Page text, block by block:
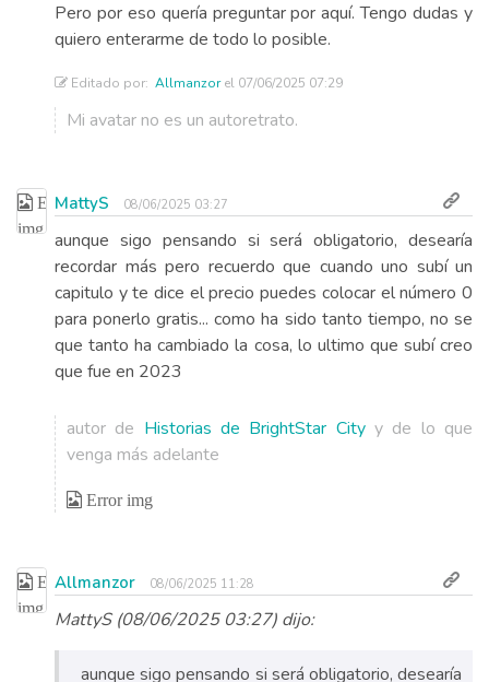
Pero por eso quería preguntar por aquí. Tengo dudas y
quiero enterarme de todo lo posible.
Editado por: Allmanzorel 07/06/2025 07:29
Mi avatar no es un autoretrato.
MattyS 08/06/2025 03:27
aunque sigo pensando si será obligatorio, desearía
recordar más pero recuerdo que cuando uno subí un
capitulo y te dice el precio puedes colocar el número 0
para ponerlo gratis... como ha sido tanto tiempo, no se
que tanto ha cambiado la cosa, lo ultimo que subí creo
que fue en 2023
autor de Historias de BrightStar Cityy de lo que
venga más adelante
Allmanzor 08/06/2025 11:28
MattyS (08/06/2025 03:27) dijo:
aunque sigo pensando si será obligatorio, desearía